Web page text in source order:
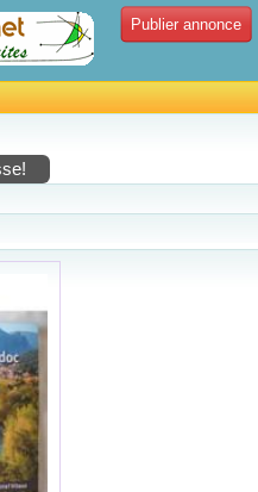
Publier annonce